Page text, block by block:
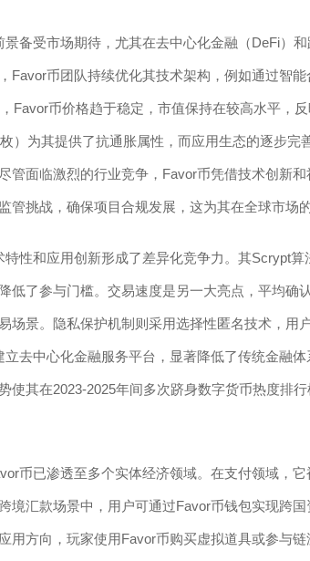
景备受市场期待，尤其在去中心化金融（DeFi）
Favor币团队持续优化其技术架构，例如通过智
Favor币价格趋于稳定，市值保持在较高水平，
）为其提供了抗通胀属性，而应用生态的逐
管面临激烈的行业竞争，Favor币凭借技术创新
管挑战，确保项目合规发展，这为其在全球市场
特性和应用创新形成了差异化竞争力。其Scrypt
低了参与门槛。交易速度是另一大亮点，平均确
场景。隐私保护机制则采用选择性匿名技术，用
立去中心化金融服务平台，显著降低了传统金融
使其在2023-2025年间多次跻身数字货币热度排
币已渗透至多个实体经济领域。在支付领域，
境汇款场景中，用户可通过Favor币钱包实现跨
用方向，玩家使用Favor币购买虚拟道具或参与